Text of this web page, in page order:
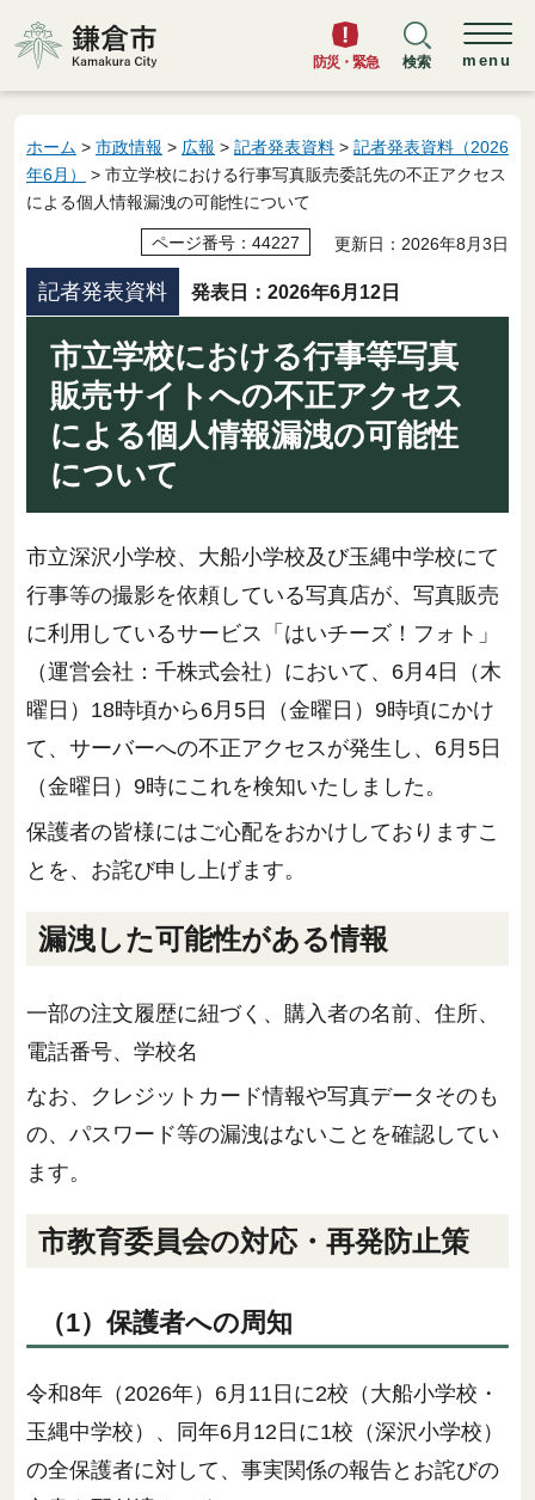
鎌倉市
防災・緊急 検索 menu
ホーム > 市政情報 > 広報 > 記者発表資料 > 記者発表資料（2026
年6月）
> 市立学校における行事写真販売委託先の不正アクセス
による個人情報漏洩の可能性について
ページ番号：44227 更新日：2026年8月3日
記者発表資料 発表日：2026年6月12日
市立学校における行事等写真
販売サイトへの不正アクセス
による個人情報漏洩の可能性
について
市立深沢小学校、大船小学校及び玉縄中学校にて
行事等の撮影を依頼している写真店が、写真販売
に利用しているサービス「はいチーズ！フォト」
（運営会社：千株式会社）において、6月4日（木
曜日）18時頃から6月5日（金曜日）9時頃にかけ
て、サーバーへの不正アクセスが発生し、6月5日
（金曜日）9時にこれを検知いたしました。
保護者の皆様にはご心配をおかけしておりますこ
とを、お詫び申し上げます。
漏洩した可能性がある情報
一部の注文履歴に紐づく、購入者の名前、住所、
電話番号、学校名
なお、クレジットカード情報や写真データそのも
の、パスワード等の漏洩はないことを確認してい
ます。
市教育委員会の対応・再発防止策
（1）保護者への周知
令和8年（2026年）6月11日に2校（大船小学校・
玉縄中学校）、同年6月12日に1校（深沢小学校）
の全保護者に対して、事実関係の報告とお詫びの